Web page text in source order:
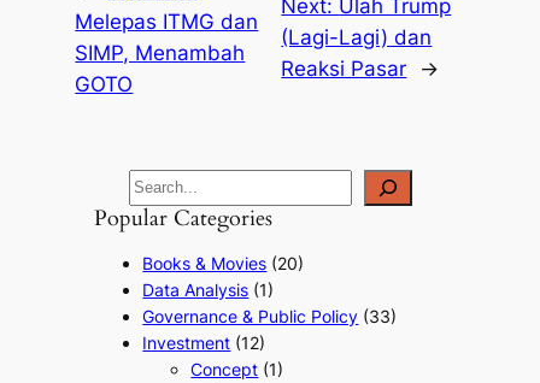
Melepas ITMG dan
SIMP, Menambah
GOTO
Next: Ulah Trump
(Lagi-Lagi) dan
Reaksi Pasar
→
Popular Categories
Books & Movies (20)
Data Analysis (1)
Governance & Public Policy (33)
Investment (12)
Concept (1)